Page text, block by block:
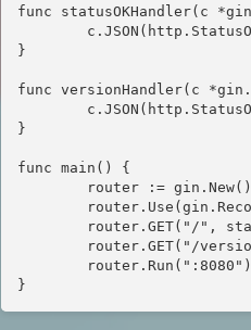
func statusOKHandler(c
c.JSON(http.StatusOK,
}
func versionHandler(c
}
func main() {
router := gin.New()
router.GET("/",
router.GET("/
router.Run(":8080")
}